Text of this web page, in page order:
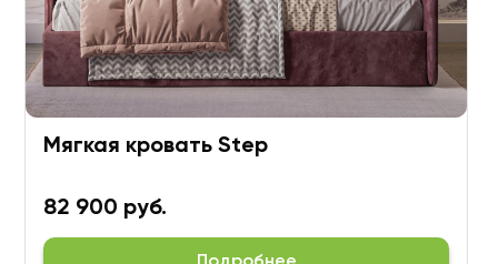
Мягкая кровать Step
82 900 руб.